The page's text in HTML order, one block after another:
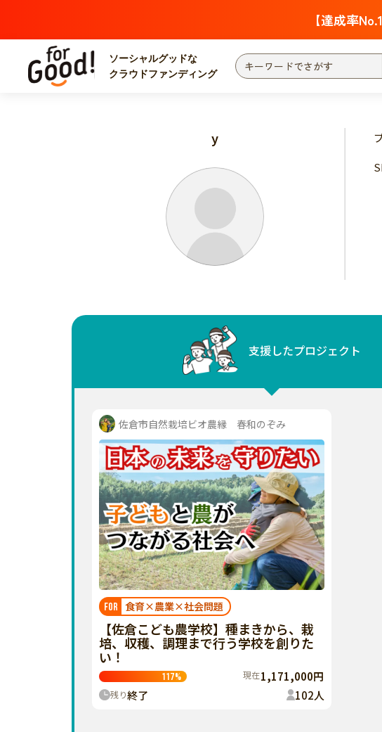
【達成率
ソーシャルグッドな
クラウドファンディング
支援金額が多
国際協力 子
災害
北海道・東北
関東
新潟
中国
四国
九州・沖縄 福岡 佐
y
支援したプロジェクト
佐倉市自然栽培ビオ農縁 春和のぞみ
FOR 食育×農業×社会問題
【佐倉こども農学校】種まきから、栽
培、収穫、調理まで行う学校を創りた
い！
117% 現在1,171,000円
残り終了 102人